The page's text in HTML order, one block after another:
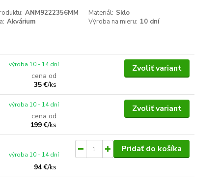
ANM9222356MM Materiál: Sklo
Akvárium Výroba na mieru: 10 dní
cena od
35 €/ks
výroba 10 - 14 dní Zvoliť variant
cena od
199 €/ks
výroba 10 - 14 dní Zvoliť variant
94 €/ks
výroba 10 - 14 dní
Pridať do košíka